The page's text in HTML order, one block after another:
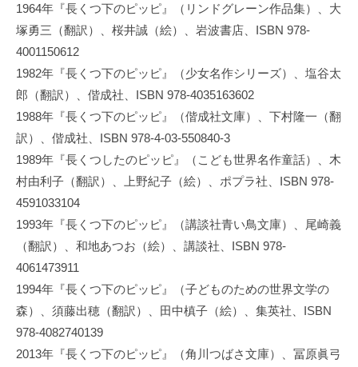
1964年『長くつ下のピッピ』（リンドグレーン作品集）、大
塚勇三（翻訳）、桜井誠（絵）、岩波書店、ISBN 978-
4001150612
1982年『長くつ下のピッピ』（少女名作シリーズ）、塩谷太
郎（翻訳）、偕成社、ISBN 978-4035163602
1988年『長くつ下のピッピ』（偕成社文庫）、下村隆一（翻
訳）、偕成社、ISBN 978-4-03-550840-3
1989年『長くつしたのピッピ』（こども世界名作童話）、木
村由利子（翻訳）、上野紀子（絵）、ポプラ社、ISBN 978-
4591033104
1993年『長くつ下のピッピ』（講談社青い鳥文庫）、尾崎義
（翻訳）、和地あつお（絵）、講談社、ISBN 978-
4061473911
1994年『長くつ下のピッピ』（子どものための世界文学の
森）、須藤出穂（翻訳）、田中槙子（絵）、集英社、ISBN
978-4082740139
2013年『長くつ下のピッピ』（角川つばさ文庫）、冨原眞弓